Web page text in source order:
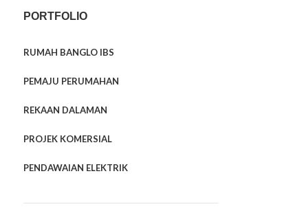
PORTFOLIO
RUMAH BANGLO IBS
PEMAJU PERUMAHAN
REKAAN DALAMAN
PROJEK KOMERSIAL
PENDAWAIAN ELEKTRIK